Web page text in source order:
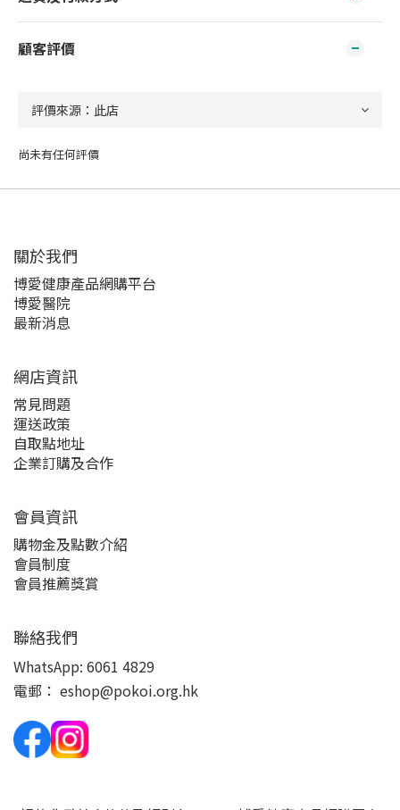
顧客評價
尚未有任何評價
關於我們‎
博愛健康產品網購平台
博愛醫院
最新消息
網店資訊
常見問題
運送政策
自取點地址
企業訂購及合作
會員資訊
購物金及點數介紹
會員制度
會員推薦獎賞
聯絡我們
WhatsApp: 6061 4829
電郵： eshop@pokoi.org.hk